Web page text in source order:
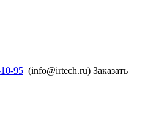
95 (info@irtech.ru) Заказать